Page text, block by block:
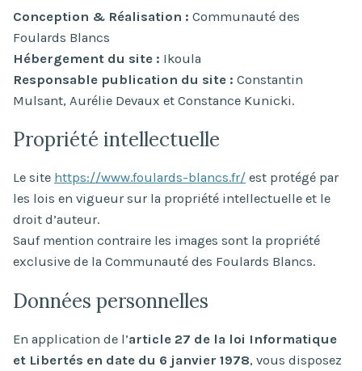
Conception & Réalisation : Communauté des
Foulards Blancs
Hébergement du site : Ikoula
Responsable publication du site : Constantin
Mulsant, Aurélie Devaux et Constance Kunicki.
Propriété intellectuelle
Le site https://www.foulards-blancs.fr/ est protégé par
les lois en vigueur sur la propriété intellectuelle et le
droit d’auteur.
Sauf mention contraire les images sont la propriété
exclusive de la Communauté des Foulards Blancs.
Données personnelles
En application de l’article 27 de la loi Informatique
et Libertés en date du 6 janvier 1978, vous disposez